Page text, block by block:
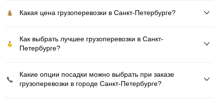
Какая цена грузоперевозки в Санкт-Петербурге?
Как выбрать лучшее грузоперевозки в Санкт-
Петербурге?
Какие опции посадки можно выбрать при заказе
грузоперевозки в городе Санкт-Петербурге?